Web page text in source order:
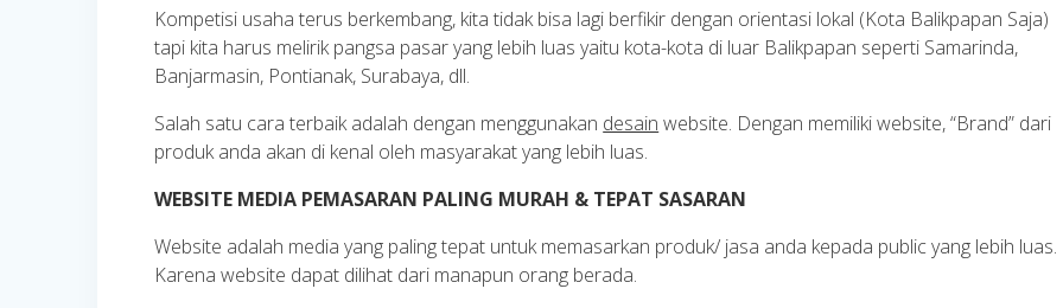
Kompetisi usaha terus berkembang, kita tidak bisa lagi berfikir dengan orientasi lokal (Kota Balikpapan Saja)
tapi kita harus melirik pangsa pasar yang lebih luas yaitu kota-kota di luar Balikpapan seperti Samarinda,
Banjarmasin, Pontianak, Surabaya, dll.
Salah satu cara terbaik adalah dengan menggunakan desain website. Dengan memiliki website, “Brand” dari
produk anda akan di kenal oleh masyarakat yang lebih luas.
WEBSITE MEDIA PEMASARAN PALING MURAH & TEPAT SASARAN
Website adalah media yang paling tepat untuk memasarkan produk/ jasa anda kepada public yang lebih luas.
Karena website dapat dilihat dari manapun orang berada.